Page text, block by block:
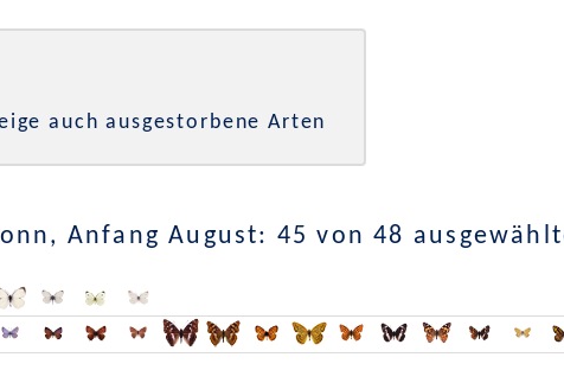
auch ausgestorbene Arten
Anfang August: 45 von 48